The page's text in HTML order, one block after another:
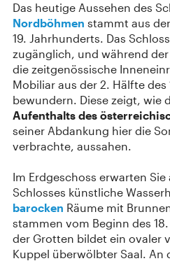
Das heutige Aussehen des
Nordböhmen stammt aus
19. Jahrhunderts. Das
zugänglich, und während
die zeitgenössische
Mobiliar aus der 2. Hälfte des
bewundern. Diese zeigt, wie
Aufenthalts des
seiner Abdankung hier die
verbrachte, aussahen.
Im Erdgeschoss erwarten Sie
Schlosses künstliche
barocken Räume mit
stammen vom Beginn des
der Grotten bildet ein ovaler
Kuppel überwölbter Saal. An